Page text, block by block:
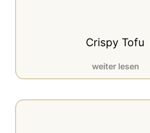
Crispy Tofu
weiter lesen